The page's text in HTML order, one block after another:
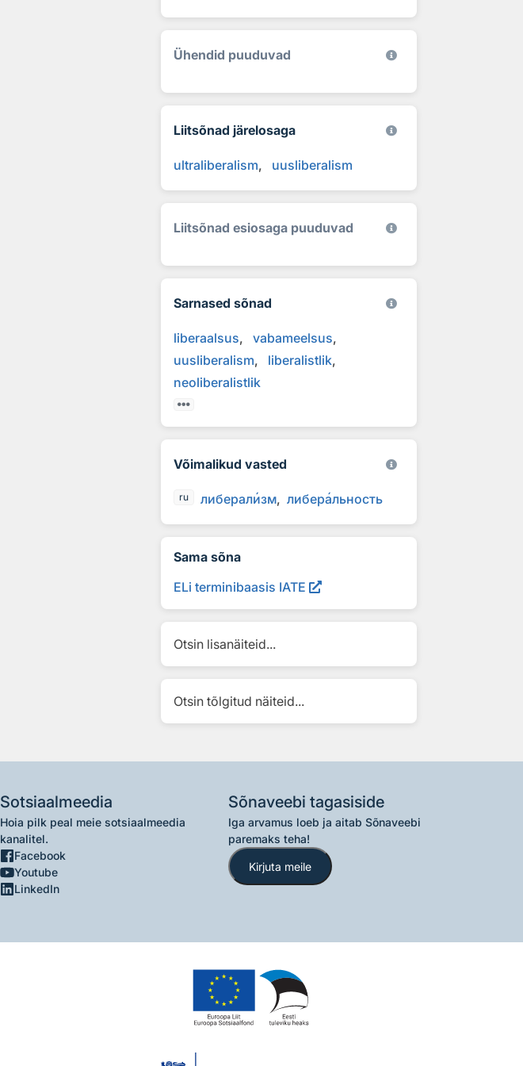
Ühendid puuduvad
Liitsõnad järelosaga
ultraliberalism uusliberalism
Liitsõnad esiosaga puuduvad
Sarnased sõnad
liberaalsus
vabameelsus
uusliberalism
liberalistlik
neoliberalistlik
Võimalikud vasted
ru либерализм либеральность
Sama sõna
ELi terminibaasis IATE
Otsin lisanäiteid...
Otsin tõlgitud näiteid...
Sotsiaalmeedia
Hoia pilk peal meie sotsiaalmeedia
kanalitel.
Facebook
Youtube
LinkedIn
Sõnaveebi tagasiside
Iga arvamus loeb ja aitab Sõnaveebi
paremaks teha!
Kirjuta meile